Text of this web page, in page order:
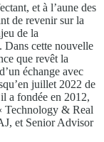
et à l’aune des
de revenir sur la
de la
Dans cette nouvelle
que revêt la
échange avec
juillet 2022 de
a fondée en 2012,
Technology & Real
et Senior Advisor